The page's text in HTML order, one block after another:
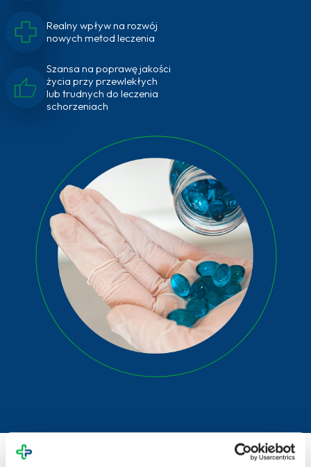
Realny wpływ na rozwój
nowych metod leczenia
Szansa na poprawę jakości
życia przy przewlekłych
lub trudnych do leczenia
schorzeniach